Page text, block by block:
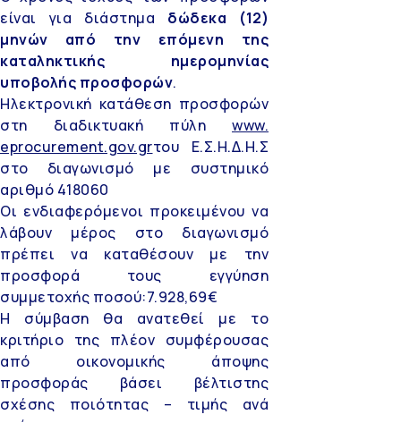
είναι για διάστημα δώδεκα (12)
μηνών από την επόμενη της
καταληκτικής ημερομηνίας
υποβολής προσφορών.
Ηλεκτρονική κατάθεση προσφορών
στη διαδικτυακή πύλη www.
eprocurement.gov.grτου Ε.Σ.Η.Δ.Η.Σ
στο διαγωνισμό με συστημικό
αριθμό 418060
Οι ενδιαφερόμενοι προκειμένου να
λάβουν μέρος στο διαγωνισμό
πρέπει να καταθέσουν με την
προσφορά τους εγγύηση
συμμετοχής ποσού:7.928,69€
Η σύμβαση θα ανατεθεί με το
κριτήριο της πλέον συμφέρουσας
από οικονομικής άποψης
προσφοράς βάσει βέλτιστης
σχέσης ποιότητας – τιμής ανά